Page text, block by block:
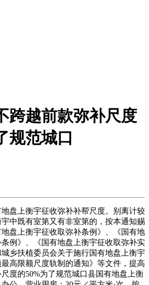
跨越前款弥补尺度
规范城口
上衡宇征收弥补补帮尺度。别离计较
中既有室第又有非室第的，按本通知赐
盘上衡宇征收取弥补条例》、《国有地
例》、《国有地盘上衡宇征收取弥补实
乡扶植委员会关于施行国有地盘上衡宇
高限额尺度轨制的通知》等文件，提高
度的50%为了规范城口县国有地盘上衡